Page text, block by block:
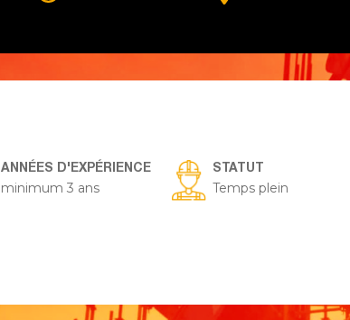
ANNÉES D'EXPÉRIENCE
minimum 3 ans
STATUT
Temps plein